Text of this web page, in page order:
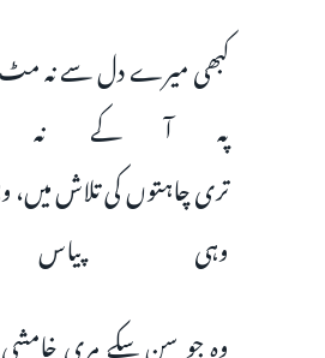
کبھی میرے دل سے نہ مٹ
پہ آ کے نہ
تری چاہتوں کی تلاش
وہی
وہ جو سن سکے مری